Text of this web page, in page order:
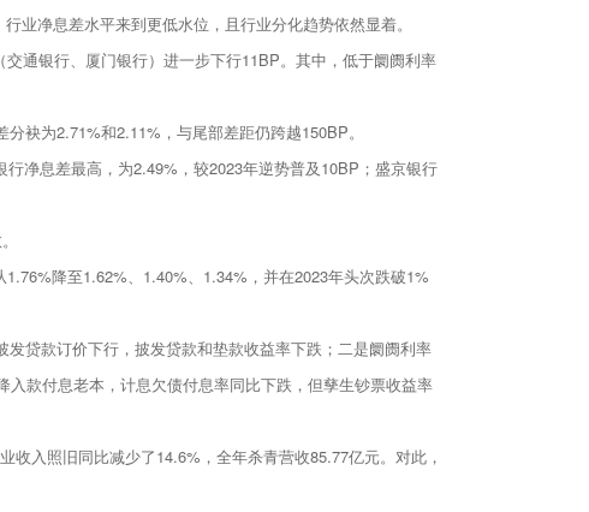
业净息差水平来到更低水位，且行业分化趋势依然显着。
通银行、厦门银行）进一步下行11BP。其中，低于阛阓利率
袂为2.71%和2.11%，与尾部差距仍跨越150BP。
净息差最高，为2.49%，较2023年逆势普及10BP；盛京银行
降至1.62%、1.40%、1.34%，并在2023年头次跌破1%
贷款订价下行，披发贷款和垫款收益率下跌；二是阛阓利率
款付息老本，计息欠债付息率同比下跌，但孳生钞票收益率
收入照旧同比减少了14.6%，全年杀青营收85.77亿元。对此，